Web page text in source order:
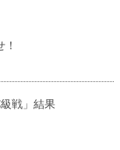
戦」結果